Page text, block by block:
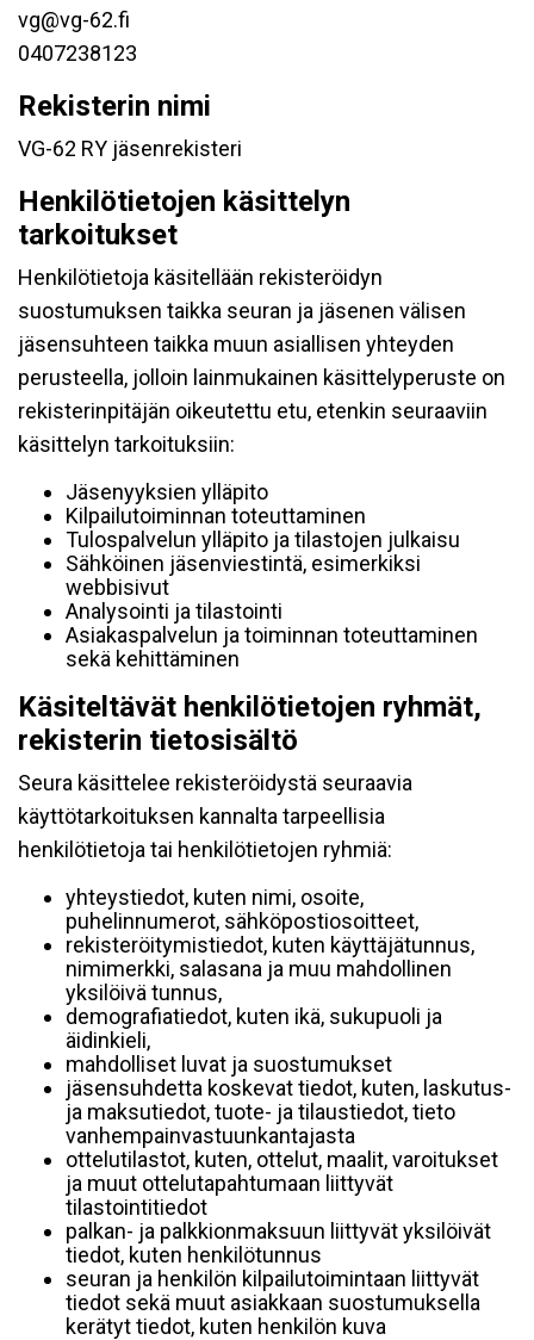
vg@vg-62.fi
0407238123
Rekisterin nimi
VG-62 RY jäsenrekisteri
Henkilötietojen käsittelyn
tarkoitukset
Henkilötietoja käsitellään rekisteröidyn
suostumuksen taikka seuran ja jäsenen välisen
jäsensuhteen taikka muun asiallisen yhteyden
perusteella, jolloin lainmukainen käsittelyperuste on
rekisterinpitäjän oikeutettu etu, etenkin seuraaviin
käsittelyn tarkoituksiin:
Jäsenyyksien ylläpito
Kilpailutoiminnan toteuttaminen
Tulospalvelun ylläpito ja tilastojen julkaisu
Sähköinen jäsenviestintä, esimerkiksi
webbisivut
Analysointi ja tilastointi
Asiakaspalvelun ja toiminnan toteuttaminen
sekä kehittäminen
Käsiteltävät henkilötietojen ryhmät,
rekisterin tietosisältö
Seura käsittelee rekisteröidystä seuraavia
käyttötarkoituksen kannalta tarpeellisia
henkilötietoja tai henkilötietojen ryhmiä:
yhteystiedot, kuten nimi, osoite,
puhelinnumerot, sähköpostiosoitteet,
rekisteröitymistiedot, kuten käyttäjätunnus,
nimimerkki, salasana ja muu mahdollinen
yksilöivä tunnus,
demografiatiedot, kuten ikä, sukupuoli ja
äidinkieli,
mahdolliset luvat ja suostumukset
jäsensuhdetta koskevat tiedot, kuten, laskutus-
ja maksutiedot, tuote- ja tilaustiedot, tieto
vanhempainvastuunkantajasta
ottelutilastot, kuten, ottelut, maalit, varoitukset
ja muut ottelutapahtumaan liittyvät
tilastointitiedot
palkan- ja palkkionmaksuun liittyvät yksilöivät
tiedot, kuten henkilötunnus
seuran ja henkilön kilpailutoimintaan liittyvät
tiedot sekä muut asiakkaan suostumuksella
kerätyt tiedot, kuten henkilön kuva